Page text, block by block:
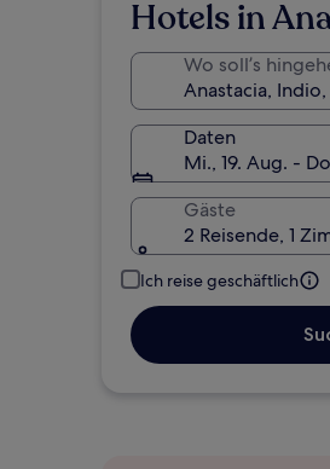
Hotels in
Wo soll’s
Daten
Mi., 19. Aug. -
Gäste
2 Reisende, 1
Ich reise geschäftlich